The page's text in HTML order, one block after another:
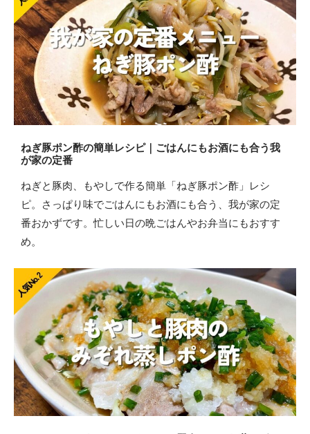
ねぎ豚ポン酢の簡単レシピ｜ごはんにもお酒にも合う我
が家の定番
ねぎと豚肉、もやしで作る簡単「ねぎ豚ポン酢」レシ
ピ。さっぱり味でごはんにもお酒にも合う、我が家の定
番おかずです。忙しい日の晩ごはんやお弁当にもおすす
め。